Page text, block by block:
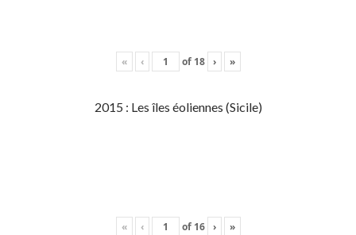
« ‹ of 18 › »
2015 : Les îles éoliennes (Sicile)
« ‹ of 16 › »